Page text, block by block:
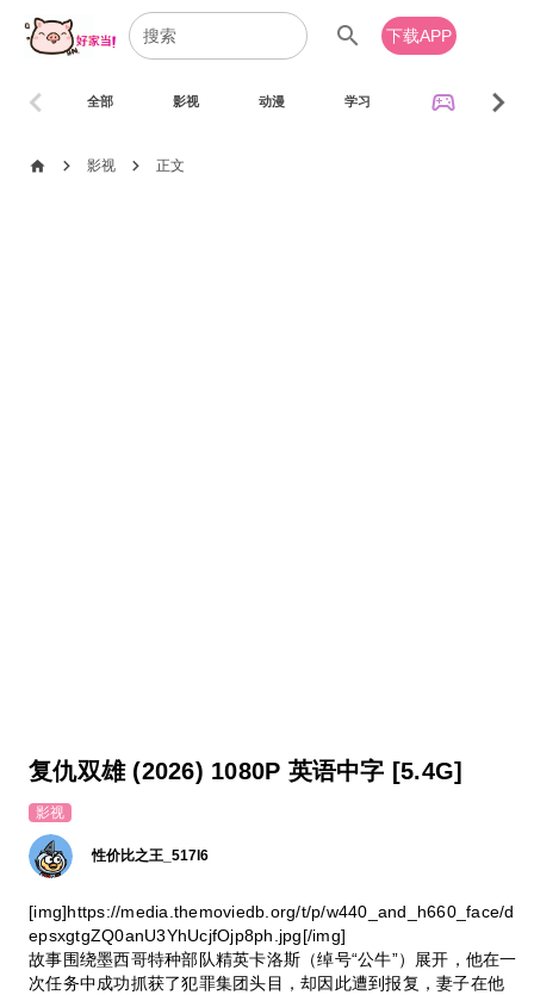
search 下载APP
全部 影视 动漫 学习 sports_esports
chevron_left chevron_right
home chevron_right 影视 chevron_right 正文
复仇双雄 (2026) 1080P 英语中字 [5.4G]
影视
性价比之王_517l6
[img]https://media.themoviedb.org/t/p/w440_and_h660_face/d
epsxgtgZQ0anU3YhUcjfOjp8ph.jpg[/img]
故事围绕墨西哥特种部队精英卡洛斯（绰号“公牛”）展开，他在一
次任务中成功抓获了犯罪集团头目，却因此遭到报复，妻子在他